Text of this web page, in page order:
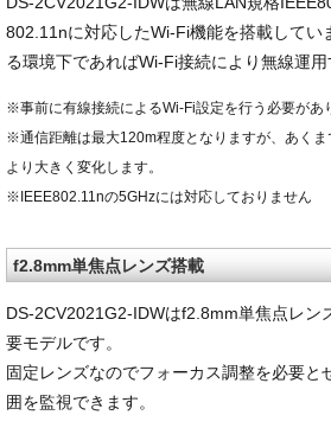
802.11nに対応したWi-Fi機能を搭載してい
る環境下であればWi-Fi接続により無線運用
※事前に有線接続によるWi-Fi設定を行う必要があ
※通信距離は最大120m程度となりますが、あく
より大きく変化します。
※IEEE802.11nの5GHzには対応しておりません
f2.8mm単焦点レンズ搭載
DS-2CV2021G2-IDWはf2.8mm単焦点レン
要モデルです。
固定レンズなのでフォーカス調整を必要と
囲を監視できます。